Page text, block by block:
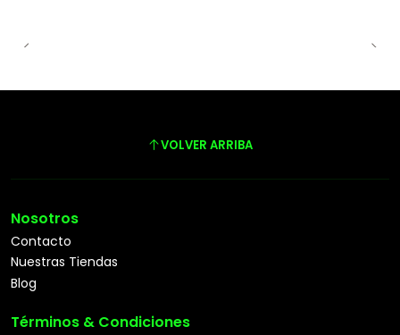
VOLVER ARRIBA
Nosotros
Contacto
Nuestras Tiendas
Blog
Términos & Condiciones